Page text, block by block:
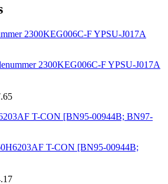
2300KEG006C-F YPSU-J017A
T-CON [BN95-00944B;